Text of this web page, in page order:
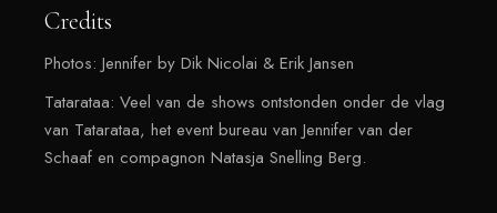
Credits
Photos: Jennifer by Dik Nicolai & Erik Jansen
Tatarataa: Veel van de shows ontstonden onder de vlag
van Tatarataa, het event bureau van Jennifer van der
Schaaf en compagnon Natasja Snelling Berg.